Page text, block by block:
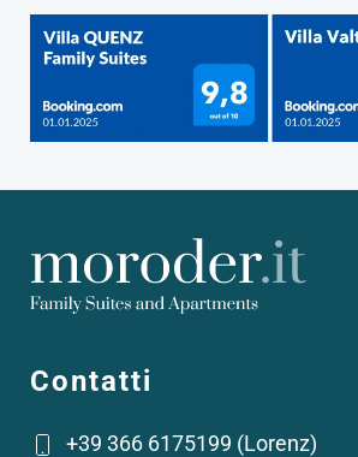
Contatti
+39 366 6175199 (Lorenz)